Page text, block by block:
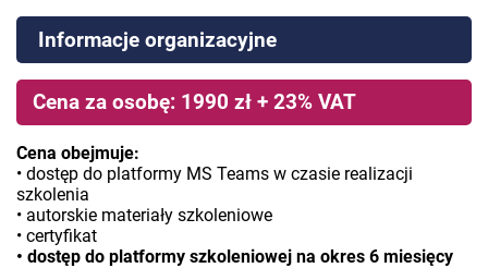
Informacje organizacyjne
Cena za osobę: 1990 zł + 23% VAT
Cena obejmuje:
• dostęp do platformy MS Teams w czasie realizacji
szkolenia
• autorskie materiały szkoleniowe
• certyfikat
• dostęp do platformy szkoleniowej na okres 6 miesięcy